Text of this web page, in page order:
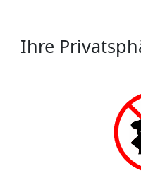
Ihre